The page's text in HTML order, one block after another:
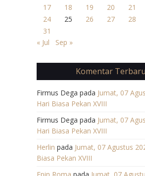
17
18 19 20 21
24
25 26 27 28
31
« Jul
Sep »
Komentar Terbaru
Firmus Dega pada Jumat, 07
Hari Biasa Pekan XVIII
Firmus Dega pada Jumat, 07
Hari Biasa Pekan XVIII
Herlin pada Jumat, 07 Agustus
Biasa Pekan XVIII